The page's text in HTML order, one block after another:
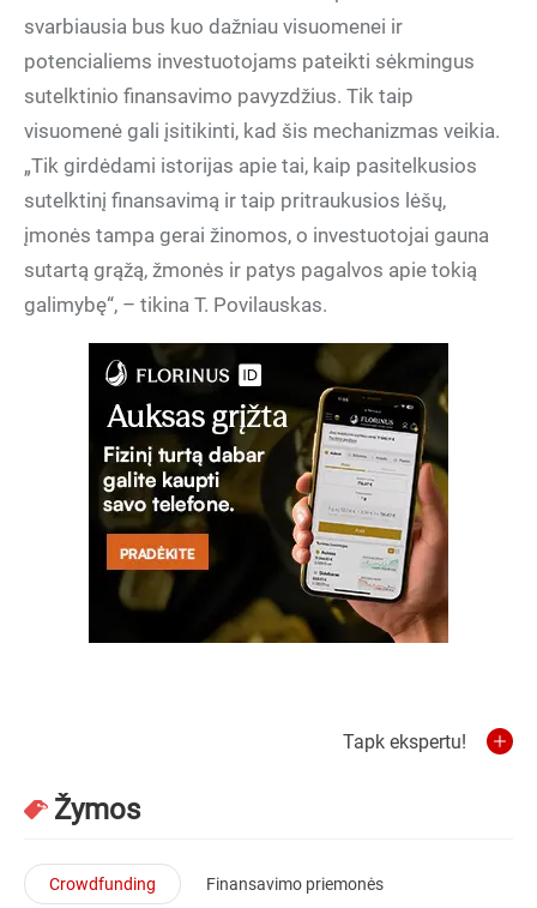
svarbiausia bus kuo dažniau visuomenei ir
potencialiems investuotojams pateikti sėkmingus
sutelktinio finansavimo pavyzdžius. Tik taip
visuomenė gali įsitikinti, kad šis mechanizmas veikia.
„Tik girdėdami istorijas apie tai, kaip pasitelkusios
sutelktinį finansavimą ir taip pritraukusios lėšų,
įmonės tampa gerai žinomos, o investuotojai gauna
sutartą grąžą, žmonės ir patys pagalvos apie tokią
galimybę“, – tikina T. Povilauskas.
Tapk ekspertu!
Žymos
Crowdfunding Finansavimo priemonės